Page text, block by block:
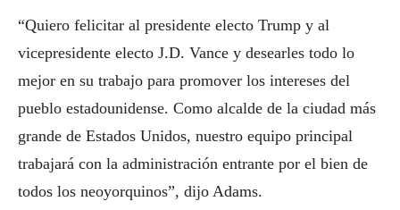
“Quiero felicitar al presidente electo Trump y al
vicepresidente electo J.D. Vance y desearles todo lo
mejor en su trabajo para promover los intereses del
pueblo estadounidense. Como alcalde de la ciudad más
grande de Estados Unidos, nuestro equipo principal
trabajará con la administración entrante por el bien de
todos los neoyorquinos”, dijo Adams.